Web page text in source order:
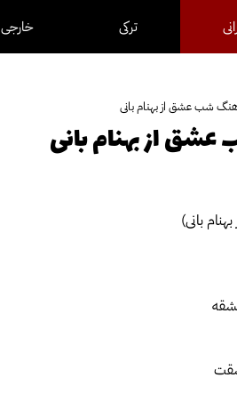
ترکی خارجی
شب عشق از بهنام بانی
از بهنام بانی
بانی)